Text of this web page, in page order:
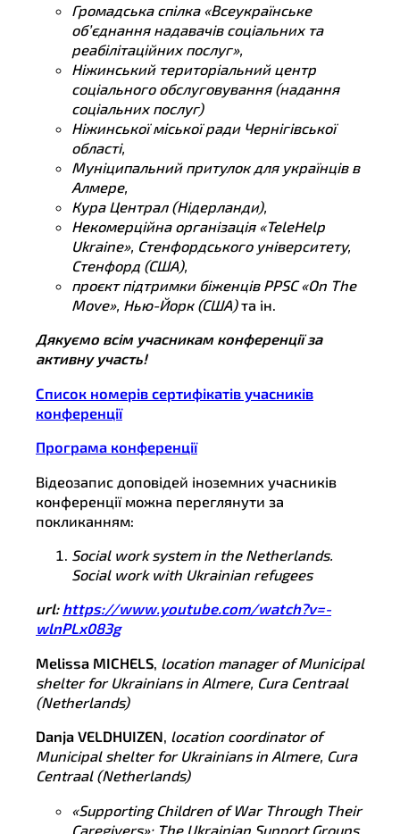
Громадська спілка «Всеукраїнське
об’єднання надавачів соціальних та
реабілітаційних послуг»,
Ніжинський територіальний центр
соціального обслуговування (надання
соціальних послуг)
Ніжинської міської ради Чернігівської
області,
Муніципальний притулок для українців в
Алмере,
Кура Централ (Нідерланди),
Некомерційна організація «TeleHelp
Ukraine», Стенфордського університету,
Стенфорд (США),
проєкт підтримки біженців PPSC «On The
Move», Нью-Йорк (США)та ін.
Дякуємо всім учасникам конференції за
активну участь!
Список номерів сертифікатів учасників
конференції
Програма конференції
Відеозапис доповідей іноземних учасників
конференції можна переглянути за
покликанням:
Social work system in the Netherlands.
Social work with Ukrainian refugees
url: https://www.youtube.com/watch?v=-
wlnPLx083g
Melissa MICHELS, location manager of Municipal
shelter for Ukrainians in Almere, Cura Centraal
(Netherlands)
Danja VELDHUIZEN, location coordinator of
Municipal shelter for Ukrainians in Almere, Cura
Centraal (Netherlands)
«Supporting Children of War Through Their
Caregivers»: The Ukrainian Support Groups